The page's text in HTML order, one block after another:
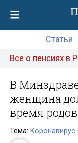
Статьи
Все о пенсиях в
В
женщина
время родов
Тема: Коронавирус